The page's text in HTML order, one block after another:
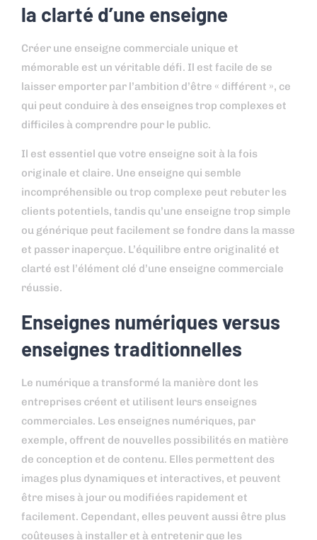
la clarté d’une enseigne
Créer une enseigne commerciale unique et
mémorable est un véritable défi. Il est facile de se
laisser emporter par l’ambition d’être « différent », ce
qui peut conduire à des enseignes trop complexes et
difficiles à comprendre pour le public.
Il est essentiel que votre enseigne soit à la fois
originale et claire. Une enseigne qui semble
incompréhensible ou trop complexe peut rebuter les
clients potentiels, tandis qu’une enseigne trop simple
ou générique peut facilement se fondre dans la masse
et passer inaperçue. L’équilibre entre originalité et
clarté est l’élément clé d’une enseigne commerciale
réussie.
Enseignes numériques versus
enseignes traditionnelles
Le numérique a transformé la manière dont les
entreprises créent et utilisent leurs enseignes
commerciales. Les enseignes numériques, par
exemple, offrent de nouvelles possibilités en matière
de conception et de contenu. Elles permettent des
images plus dynamiques et interactives, et peuvent
être mises à jour ou modifiées rapidement et
facilement. Cependant, elles peuvent aussi être plus
coûteuses à installer et à entretenir que les